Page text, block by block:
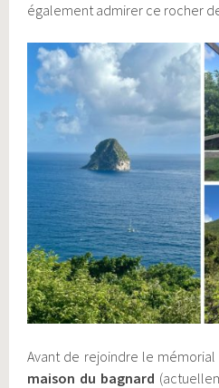
également admirer ce rocher
Avant de rejoindre le
maison du bagnard